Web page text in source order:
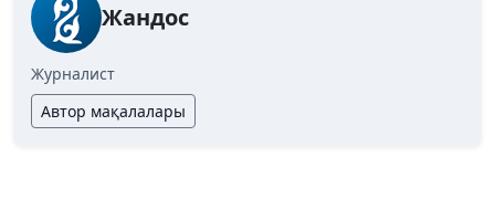
Жандос
Журналист
Автор мақалалары